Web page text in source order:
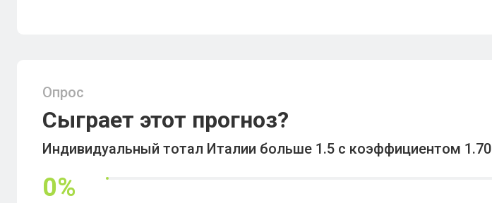
Опрос
Сыграет этот прогноз?
Индивидуальный тотал Италии больше 1.5 с коэффициентом 1.70
0%